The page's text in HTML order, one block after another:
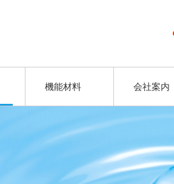
機能材料 会社案内